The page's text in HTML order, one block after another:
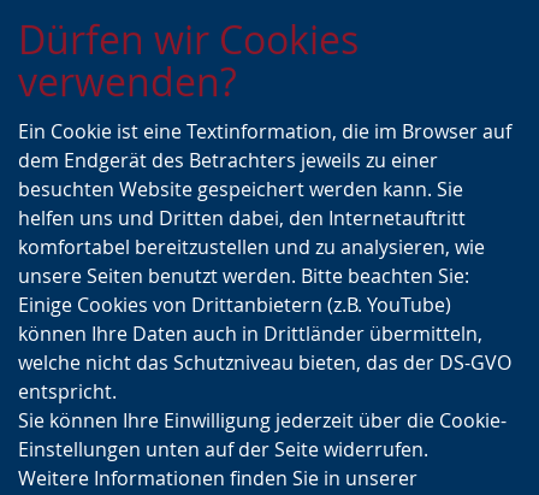
Zur
Hauptnavigation
Zur
Seitennavigation
Zum
Inhalt
Dürfen wir Cookies
verwenden?
Ein Cookie ist eine Textinformation, die im Browser auf
dem Endgerät des Betrachters jeweils zu einer
besuchten Website gespeichert werden kann. Sie
helfen uns und Dritten dabei, den Internetauftritt
komfortabel bereitzustellen und zu analysieren, wie
unsere Seiten benutzt werden. Bitte beachten Sie:
Einige Cookies von Drittanbietern (z.B. YouTube)
können Ihre Daten auch in Drittländer übermitteln,
welche nicht das Schutzniveau bieten, das der DS-GVO
entspricht.
Sie können Ihre Einwilligung jederzeit über die Cookie-
Einstellungen unten auf der Seite widerrufen.
Weitere Informationen finden Sie in unserer